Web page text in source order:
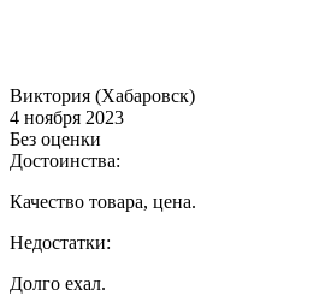
Виктория (Хабаровск)
4 ноября 2023
Без оценки
Достоинства:
Качество товара, цена.
Недостатки:
Долго ехал.